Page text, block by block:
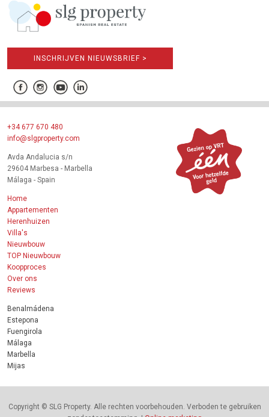
INSCHRIJVEN NIEUWSBRIEF >
+34 677 670 480
info@slgproperty.com
Avda Andalucia s/n
29604 Marbesa - Marbella
Málaga - Spain
Home
Appartementen
Herenhuizen
Villa's
Nieuwbouw
TOP Nieuwbouw
Koopproces
Over ons
Reviews
Benalmádena
Estepona
Fuengirola
Málaga
Marbella
Mijas
Copyright © SLG Property. Alle rechten voorbehouden. Verboden te gebruiken